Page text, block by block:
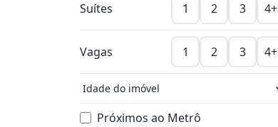
Suítes 1 2 3 4+
Vagas 1 2 3 4+
Próximos ao Metrô